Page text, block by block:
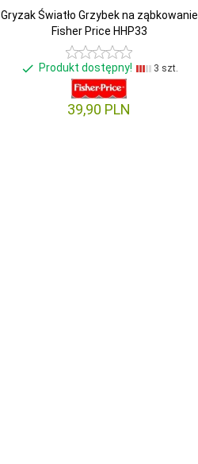
Gryzak Światło Grzybek na ząbkowanie
Fisher Price HHP33
Produkt dostępny! 3 szt.
39,90 PLN